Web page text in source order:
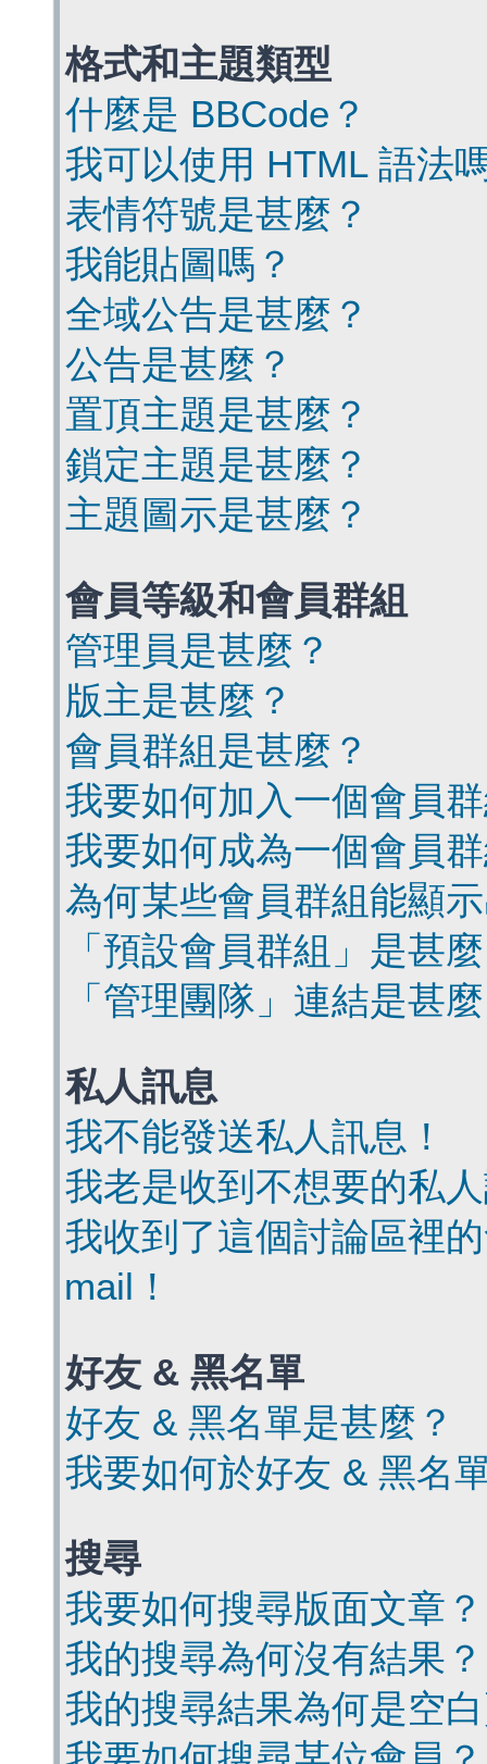
格式和主題類型
什麼是 BBCode？
我可以使用 HTML 語法
表情符號是甚麼？
我能貼圖嗎？
全域公告是甚麼？
公告是甚麼？
置頂主題是甚麼？
鎖定主題是甚麼？
主題圖示是甚麼？
會員等級和會員群組
管理員是甚麼？
版主是甚麼？
會員群組是甚麼？
我要如何加入一個會員
我要如何成為一個會員
為何某些會員群組能顯
「預設會員群組」是甚
「管理團隊」連結是甚
私人訊息
我不能發送私人訊息！
我老是收到不想要的私
我收到了這個討論區裡
mail！
好友 & 黑名單
好友 & 黑名單是甚麼？
我要如何於好友 & 黑名
搜尋
我要如何搜尋版面文章？
我的搜尋為何沒有結果？
我的搜尋結果為何是空